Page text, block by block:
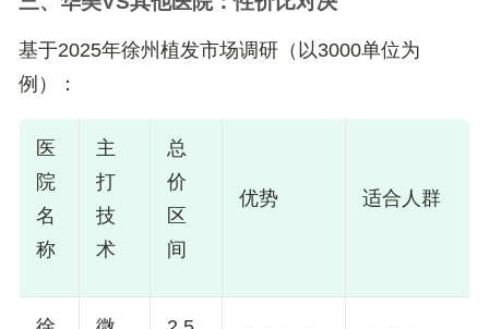
基于2025年徐州植发市场调研（以3000单位为
例）：
医
院
名
称
主
打
技
术
总
价
区
间
优势 适合人群